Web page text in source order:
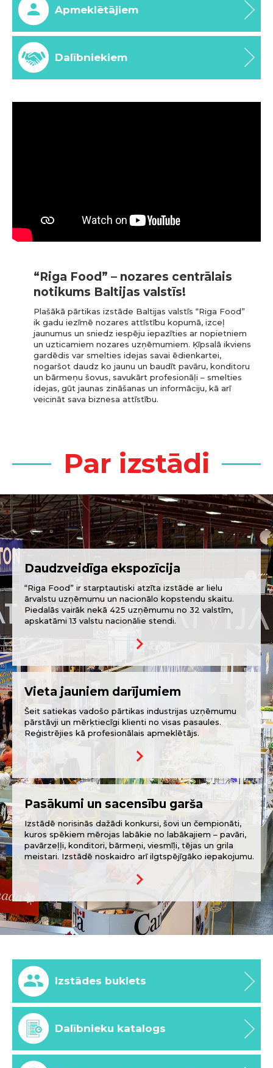
Apmeklētājiem
Dalībniekiem
“Riga Food” – nozares centrālais
notikums Baltijas valstīs!
Plašākā pārtikas izstāde Baltijas valstīs “Riga Food”
ik gadu iezīmē nozares attīstību kopumā, izceļ
jaunumus un sniedz iespēju iepazīties ar nopietniem
un uzticamiem nozares uzņēmumiem. Ķīpsalā ikviens
gardēdis var smelties idejas savai ēdienkartei,
nogaršot daudz ko jaunu un baudīt pavāru, konditoru
un bārmeņu šovus, savukārt profesionāļi – smelties
idejas, gūt jaunas zināšanas un informāciju, kā arī
veicināt sava biznesa attīstību.
Par izstādi
Daudzveidīga ekspozīcija
“Riga Food” ir starptautiski atzīta izstāde ar lielu
ārvalstu uzņēmumu un nacionālo kopstendu skaitu.
Piedalās vairāk nekā 425 uzņēmumu no 32 valstīm,
apskatāmi 13 valstu nacionālie stendi.
keyboard_arrow_right
Vieta jauniem darījumiem
Šeit satiekas vadošo pārtikas industrijas uzņēmumu
pārstāvji un mērķtiecīgi klienti no visas pasaules.
Reģistrējies kā profesionālais apmeklētājs.
keyboard_arrow_right
Pasākumi un sacensību garša
Izstādē norisinās dažādi konkursi, šovi un čempionāti,
kuros spēkiem mērojas labākie no labākajiem – pavāri,
pavārzeļļi, konditori, bārmeņi, viesmīļi, tējas un grila
meistari. Izstādē noskaidro arī ilgtspējīgāko iepakojumu.
keyboard_arrow_right
Izstādes buklets
Dalībnieku katalogs